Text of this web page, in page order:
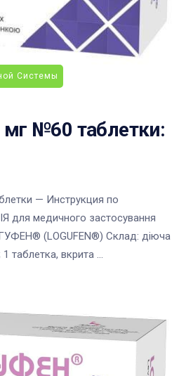
Системы
№60 таблетки:
— Инструкция по
для медичного застосування
(LOGUFEN®) Склад: діюча
таблетка, вкрита ...